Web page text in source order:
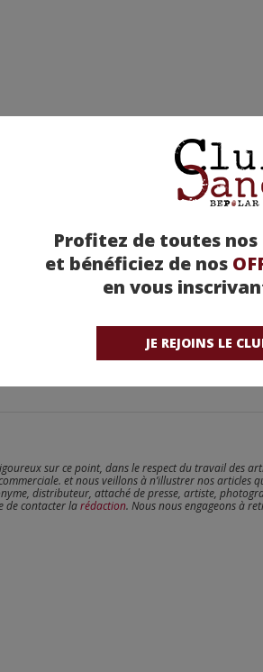
Profitez de toutes
et bénéficiez de nos
en vous
JE REJOINS LE
sur ce point, dans le respect du travail des
et nous veillons à n’illustrer nos articles
distributeur, attaché de presse, artiste,
de contacter larédaction. Nous nous engageons à